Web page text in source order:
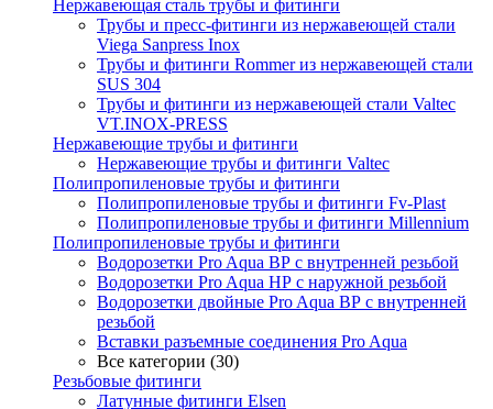
Нержавеющая сталь трубы и фитинги
Трубы и пресс-фитинги из нержавеющей стали
Viega Sanpress Inox
Трубы и фитинги Rommer из нержавеющей стали
SUS 304
Трубы и фитинги из нержавеющей стали Valtec
VT.INOX-PRESS
Нержавеющие трубы и фитинги
Нержавеющие трубы и фитинги Valtec
Полипропиленовые трубы и фитинги
Полипропиленовые трубы и фитинги Fv-Plast
Полипропиленовые трубы и фитинги Millennium
Полипропиленовые трубы и фитинги
Водорозетки Pro Aqua ВР с внутренней резьбой
Водорозетки Pro Aqua НР с наружной резьбой
Водорозетки двойные Pro Aqua ВР с внутренней
резьбой
Вставки разъемные соединения Pro Aqua
Все категории (30)
Резьбовые фитинги
Латунные фитинги Elsen